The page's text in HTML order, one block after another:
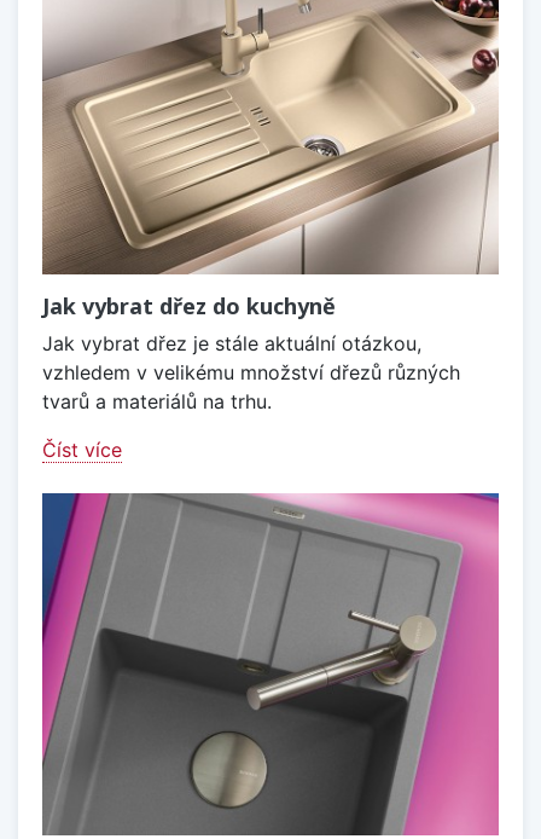
Jak vybrat dřez do kuchyně
Jak vybrat dřez je stále aktuální otázkou,
vzhledem v velikému množství dřezů různých
tvarů a materiálů na trhu.
Číst více